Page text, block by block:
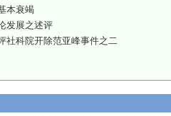
本衰竭
发展之述评
科院开除范亚峰事件之二